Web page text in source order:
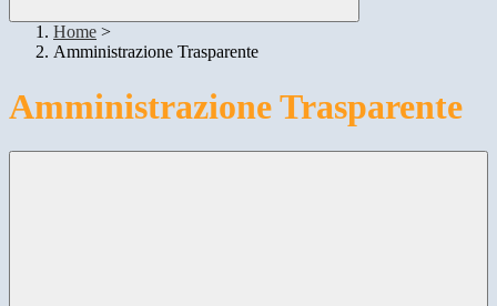
Home >
Amministrazione Trasparente
Amministrazione Trasparente